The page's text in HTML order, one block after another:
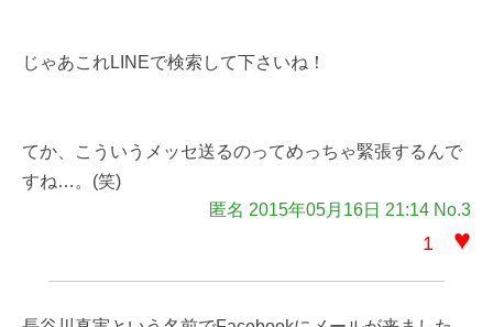
じゃあこれLINEで検索して下さいね！
てか、こういうメッセ送るのってめっちゃ緊張するんで
すね…。(笑)
匿名 2015年05月16日 21:14 No.3
1 ♥